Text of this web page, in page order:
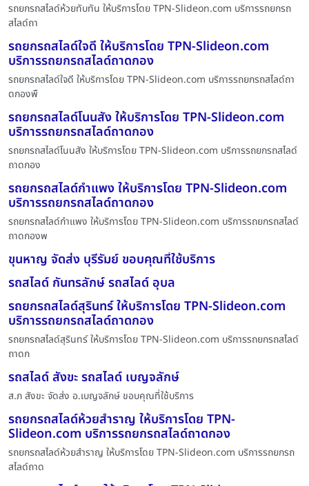
รถยกรถสไลด์ห้วยทับทัน ให้บริการโดย TPN-Slideon.com บริการรถยกรถ
สไลด์ถา
รถยกรถสไลด์ใจดี ให้บริการโดย TPN-Slideon.com
บริการรถยกรถสไลด์ถาดกอง
รถยกรถสไลด์ใจดี ให้บริการโดย TPN-Slideon.com บริการรถยกรถสไลด์ถา
ดกองพื
รถยกรถสไลด์โนนสัง ให้บริการโดย TPN-Slideon.com
บริการรถยกรถสไลด์ถาดกอง
รถยกรถสไลด์โนนสัง ให้บริการโดย TPN-Slideon.com บริการรถยกรถสไลด์
ถาดกอง
รถยกรถสไลด์กำแพง ให้บริการโดย TPN-Slideon.com
บริการรถยกรถสไลด์ถาดกอง
รถยกรถสไลด์กำแพง ให้บริการโดย TPN-Slideon.com บริการรถยกรถสไลด์
ถาดกองพ
ขุนหาญ จัดส่ง บุรีรัมย์ ขอบคุณที่ใช้บริการ
รถสไลด์ กันทรลักษ์ รถสไลด์ อุบล
รถยกรถสไลด์สุรินทร์ ให้บริการโดย TPN-Slideon.com
บริการรถยกรถสไลด์ถาดกอง
รถยกรถสไลด์สุรินทร์ ให้บริการโดย TPN-Slideon.com บริการรถยกรถสไลด์
ถาดก
รถสไลด์ สังขะ รถสไลด์ เบญจลักษ์
ส.ภ สังขะ จัดส่ง อ.เบญจลักษ์ ขอบคุณที่ใช้บริการ
รถยกรถสไลด์ห้วยสำราญ ให้บริการโดย TPN-
Slideon.com บริการรถยกรถสไลด์ถาดกอง
รถยกรถสไลด์ห้วยสำราญ ให้บริการโดย TPN-Slideon.com บริการรถยกรถ
สไลด์ถาด